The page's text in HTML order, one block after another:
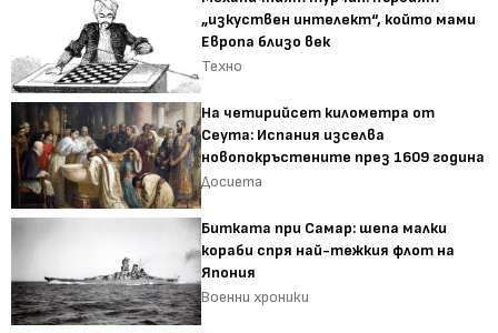
„изкуствен интелект“, който мами
Европа близо век
Техно
На четирийсет километра от
Сеута: Испания изселва
новопокръстените през 1609 година
Досиета
Битката при Самар: шепа малки
кораби спря най-тежкия флот на
Япония
Военни хроники